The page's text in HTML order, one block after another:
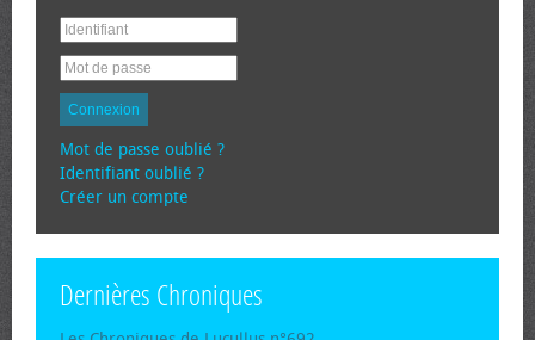
Connexion
Mot de passe oublié ?
Identifiant oublié ?
Créer un compte
Dernières Chroniques